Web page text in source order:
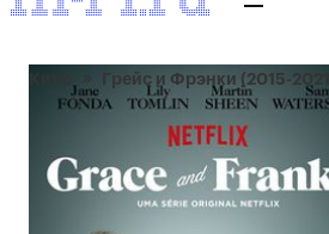
Кино Грейс и Фрэнки (2015-2021)